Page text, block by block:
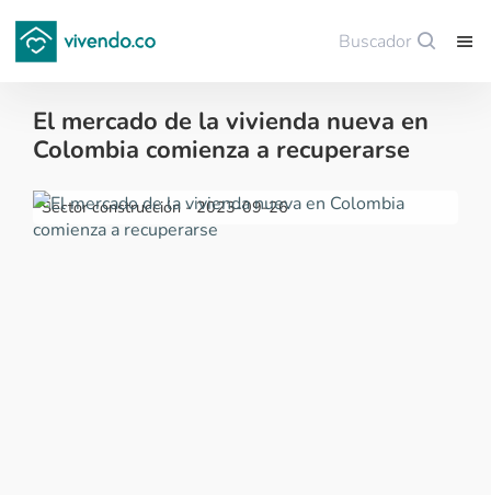
Buscador
El mercado de la vivienda nueva en
Colombia comienza a recuperarse
Sector construcción - 2023-09-26
Guardar